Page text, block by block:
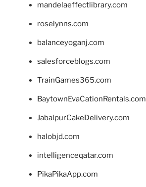
mandelaeffectlibrary.com
roselynns.com
balanceyoganj.com
salesforceblogs.com
TrainGames365.com
BaytownEvaCationRentals.com
JabalpurCakeDelivery.com
halobjd.com
intelligenceqatar.com
PikaPikaApp.com